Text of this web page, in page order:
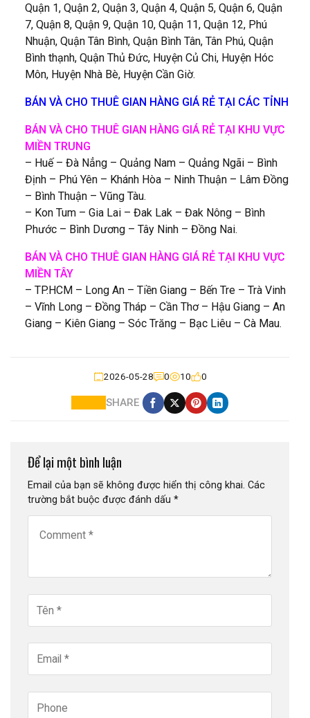
Quận 1, Quận 2, Quận 3, Quận 4, Quận 5, Quận 6, Quận
7, Quận 8, Quận 9, Quận 10, Quận 11, Quận 12, Phú
Nhuận, Quận Tân Bình, Quận Bình Tân, Tân Phú, Quận
Bình thạnh, Quận Thủ Đức, Huyện Củ Chi, Huyện Hóc
Môn, Huyện Nhà Bè, Huyện Cần Giờ.
BÁN VÀ CHO THUÊ GIAN HÀNG GIÁ RẺ TẠI CÁC TỈNH
BÁN VÀ CHO THUÊ GIAN HÀNG GIÁ RẺ TẠI KHU VỰC
MIỀN TRUNG
– Huế – Đà Nẳng – Quảng Nam – Quảng Ngãi – Bình
Định – Phú Yên – Khánh Hòa – Ninh Thuận – Lâm Đồng
– Bình Thuận – Vũng Tàu.
– Kon Tum – Gia Lai – Đak Lak – Đak Nông – Bình
Phước – Bình Dương – Tây Ninh – Đồng Nai.
BÁN VÀ CHO THUÊ GIAN HÀNG GIÁ RẺ TẠI KHU VỰC
MIỀN TÂY
– TP.HCM – Long An – Tiền Giang – Bến Tre – Trà Vinh
– Vĩnh Long – Đồng Tháp – Cần Thơ – Hậu Giang – An
Giang – Kiên Giang – Sóc Trăng – Bạc Liêu – Cà Mau.
2026-05-28 0 10 0
SHARE
Để lại một bình luận
Email của bạn sẽ không được hiển thị công khai. Các
trường bắt buộc được đánh dấu *